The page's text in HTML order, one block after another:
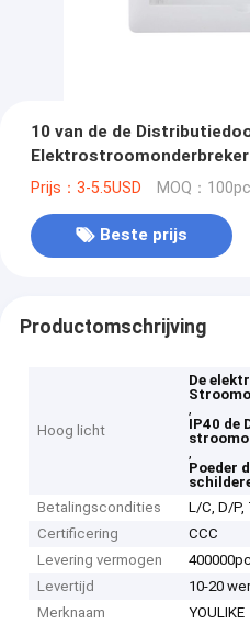
10 van de de
Schilderen
Prijs：3-5.5USD MOQ：
Beste prijs
Productomschrijving
Hoog licht
De
,
IP40 de
,
Poeder
Betalingscondities
L/C, D/P,
Certificering
CCC
Levering vermogen
Levertijd
10-20
Merknaam
YOULIKE